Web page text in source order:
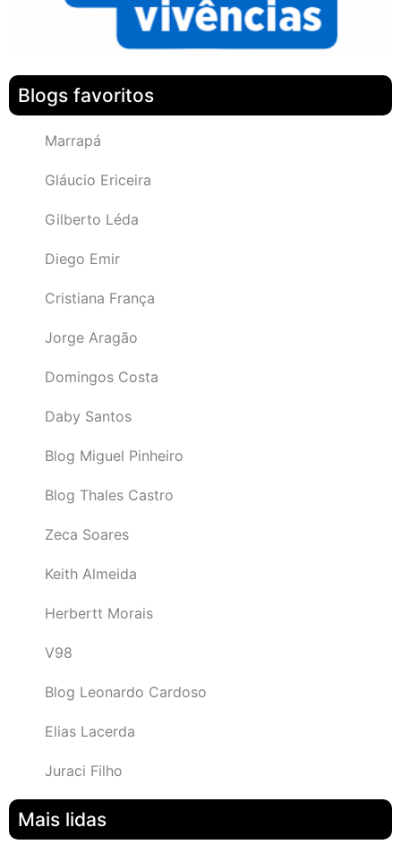
Blogs favoritos
Marrapá
Gláucio Ericeira
Gilberto Léda
Diego Emir
Cristiana França
Jorge Aragão
Domingos Costa
Daby Santos
Blog Miguel Pinheiro
Blog Thales Castro
Zeca Soares
Keith Almeida
Herbertt Morais
V98
Blog Leonardo Cardoso
Elias Lacerda
Juraci Filho
Mais lidas